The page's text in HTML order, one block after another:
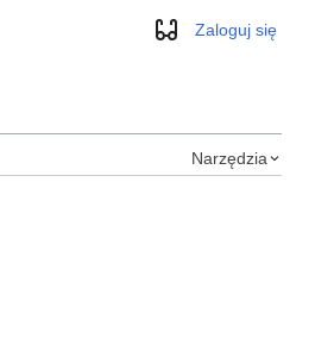
WyglądZaloguj się
Narzędzia